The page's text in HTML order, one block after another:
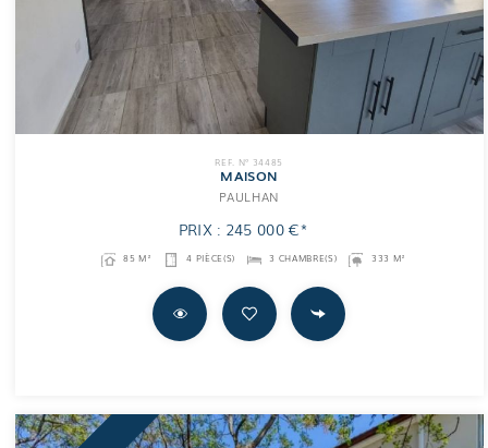
REF. N° 34485
MAISON
PAULHAN
PRIX : 245 000 €*
85 M² 4 PIÈCE(S) 3 CHAMBRE(S) 333 M²